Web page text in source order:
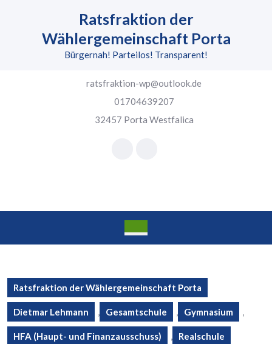
Ratsfraktion der
Wählergemeinschaft Porta
Bürgernah! Parteilos! Transparent!
ratsfraktion-wp@outlook.de
01704639207
32457 Porta Westfalica
Ratsfraktion der Wählergemeinschaft Porta
Dietmar Lehmann , Gesamtschule , Gymnasium ,
HFA (Haupt- und Finanzausschuss) , Realschule